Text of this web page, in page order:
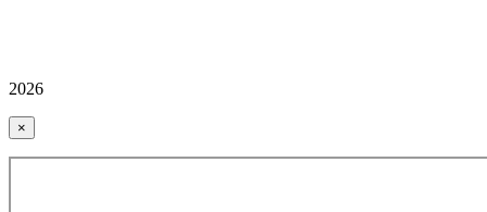
2026
×